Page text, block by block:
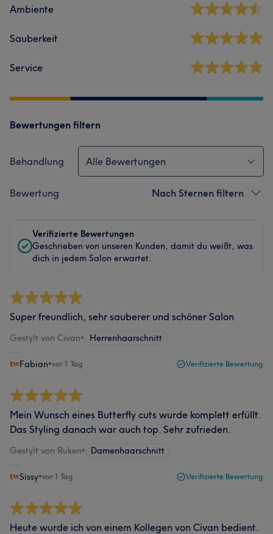
Ambiente
Sauberkeit
Service
Bewertungen filtern
Behandlung Alle Bewertungen
Bewertung Nach Sternen filtern
Verifizierte Bewertungen
Geschrieben von unseren Kunden, damit du weißt, was
dich in jedem Salon erwartet.
Super freundlich, sehr sauberer und schöner Salon
Gestylt von Civan• Herrenhaarschnitt
Fabian•vor 1 Tag Verifizierte Bewertung
Mein Wunsch eines Butterfly cuts wurde komplett erfüllt.
Das Styling danach war auch top. Sehr zufrieden.
Gestylt von Ruken• Damenhaarschnitt
Sissy•vor 1 Tag Verifizierte Bewertung
Heute wurde ich von einem Kollegen von Civan bedient.